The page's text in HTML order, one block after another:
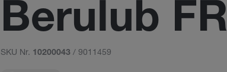
Berulub
SKU Nr. 10200043 / 9011459